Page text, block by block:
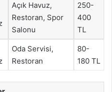
Açık Havuz,
Restoran, Spor
Salonu
250-
400
TL
Oda Servisi,
Restoran
80-
180 TL